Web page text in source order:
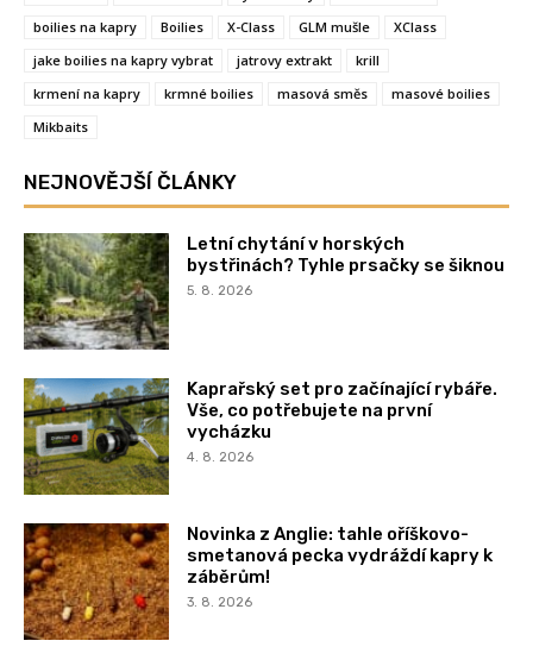
boilies na kapry
Boilies X-Class GLM mušle
XClass
jake boilies na kapry vybrat
jatrovy extrakt
krill
krmení na kapry
krmné boilies masová směs
masové boilies
Mikbaits
NEJNOVĚJŠÍ ČLÁNKY
Letní chytání v horských
bystřinách? Tyhle prsačky se šiknou
5. 8. 2026
Kaprařský set pro začínající rybáře.
Vše, co potřebujete na první
vycházku
4. 8. 2026
Novinka z Anglie: tahle oříškovo-
smetanová pecka vydráždí kapry k
záběrům!
3. 8. 2026